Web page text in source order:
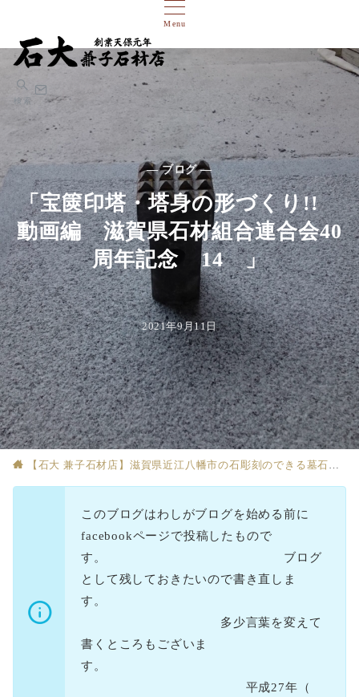
Menu
検索
— ブログ —
「宝篋印塔・塔身の形づくり!!
動画編 滋賀県石材組合連合会40
周年記念 14 」
2021年9月11日
【石大 兼子石材店】滋賀県近江八幡市の石彫刻のできる墓石店
このブログはわしがブログを始める前に
facebookページで投稿したもので
す。 ブログ
として残しておきたいので書き直しま
す。
多少言葉を変えて
書くところもございま
す。
平成27年（